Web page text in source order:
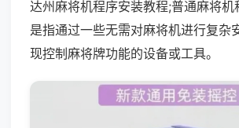
达州麻将机程序安装教程;普通麻将机
是指通过一些无需对麻将机进行复杂
现控制麻将牌功能的设备或工具。